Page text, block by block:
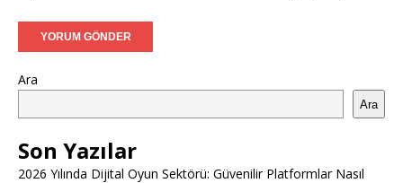
Ara
Ara
Son Yazılar
2026 Yılında Dijital Oyun Sektörü: Güvenilir Platformlar Nasıl